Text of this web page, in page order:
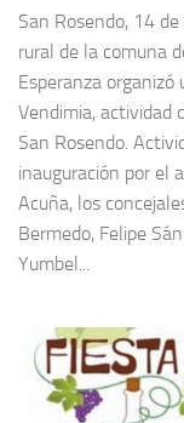
San Rosendo, 14
rural de la comuna
Esperanza organizó
Vendimia, actividad
San Rosendo.
inauguración por el
Acuña, los
Bermedo, Felipe
Yumbel...